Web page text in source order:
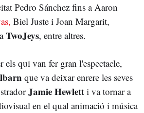
Pedro Sánchez fins a Aaron
Biel Juste i Joan Margarit,
TwoJeys, entre altres.
els qui van fer gran l'espectacle,
que va deixar enrere les seves
Jamie Hewlett i va tornar a
en el qual animació i música